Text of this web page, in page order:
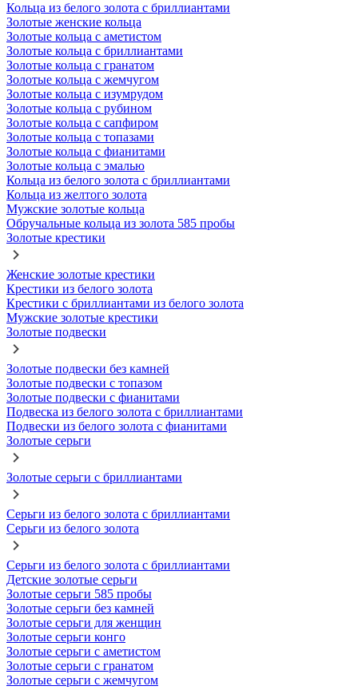
Кольца из белого золота с бриллиантами
Золотые женские кольца
Золотые кольца с аметистом
Золотые кольца с бриллиантами
Золотые кольца с гранатом
Золотые кольца с жемчугом
Золотые кольца с изумрудом
Золотые кольца с рубином
Золотые кольца с сапфиром
Золотые кольца с топазами
Золотые кольца с фианитами
Золотые кольца с эмалью
Кольца из белого золота с бриллиантами
Кольца из желтого золота
Мужские золотые кольца
Обручальные кольца из золота 585 пробы
Золотые крестики
Женские золотые крестики
Крестики из белого золота
Крестики с бриллиантами из белого золота
Мужские золотые крестики
Золотые подвески
Золотые подвески без камней
Золотые подвески с топазом
Золотые подвески с фианитами
Подвеска из белого золота с бриллиантами
Подвески из белого золота с фианитами
Золотые серьги
Золотые серьги с бриллиантами
Серьги из белого золота с бриллиантами
Серьги из белого золота
Серьги из белого золота с бриллиантами
Детские золотые серьги
Золотые серьги 585 пробы
Золотые серьги без камней
Золотые серьги для женщин
Золотые серьги конго
Золотые серьги с аметистом
Золотые серьги с гранатом
Золотые серьги с жемчугом